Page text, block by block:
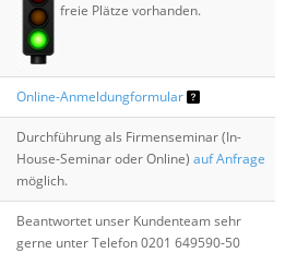
freie Plätze vorhanden.
Online-Anmeldungformular
Durchführung als Firmenseminar (In-
House-Seminar oder Online) auf Anfrage
möglich.
Beantwortet unser Kundenteam sehr
gerne unter Telefon 0201 649590-50